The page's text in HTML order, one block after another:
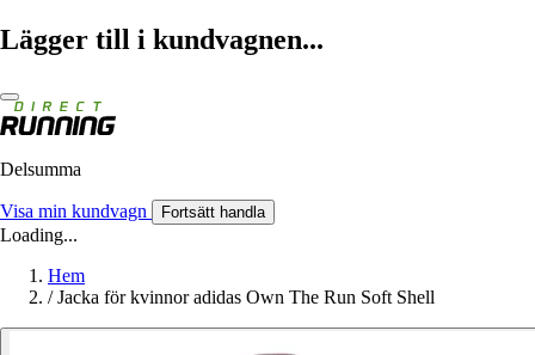
Lägger till i kundvagnen...
Delsumma
Visa min kundvagn Fortsätt handla
Loading...
Hem
/ Jacka för kvinnor adidas Own The Run Soft Shell